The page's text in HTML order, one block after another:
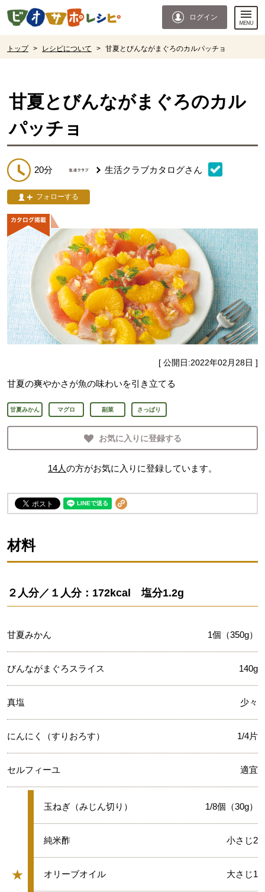
ページの先頭です。
ログイン
トップ > レシピについて > 甘夏とびんながまぐろのカルパッチョ
甘夏とびんながまぐろのカル
パッチョ
20分 生活クラブカタログさん
フォローする
[ 公開日:2022年02月28日 ]
甘夏の爽やかさが魚の味わいを引き立てる
甘夏みかん マグロ 副菜 さっぱり
お気に入りに登録する
14人の方がお気に入りに登録しています。
材料
２人分／１人分：172kcal 塩分1.2g
甘夏みかん 1個（350g）
びんながまぐろスライス 140g
真塩 少々
にんにく（すりおろす） 1/4片
セルフィーユ 適宜
★
グループ
★
玉ねぎ（みじん切り） 1/8個（30g）
★
純米酢 小さじ2
★
オリーブオイル 大さじ1